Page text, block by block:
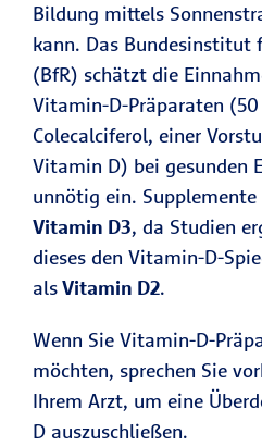
Bildung mittels
kann. Das Bundesinstitut
(BfR) schätzt die
Vitamin-D-Präparaten
Colecalciferol, einer
Vitamin D) bei gesunden
unnötig ein.
Vitamin D3, da Studien
dieses den Vitamin-D-
alsVitamin D2.
Wenn Sie Vitamin-D-
möchten, sprechen Sie
Ihrem Arzt, um eine
D auszuschließen.